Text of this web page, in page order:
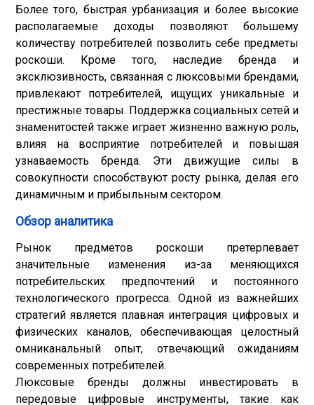
Более того, быстрая урбанизация и более высокие
располагаемые доходы позволяют большему
количеству потребителей позволить себе предметы
роскоши. Кроме того, наследие бренда и
эксклюзивность, связанная с люксовыми брендами,
привлекают потребителей, ищущих уникальные и
престижные товары. Поддержка социальных сетей и
знаменитостей также играет жизненно важную роль,
влияя на восприятие потребителей и повышая
узнаваемость бренда. Эти движущие силы в
совокупности способствуют росту рынка, делая его
динамичным и прибыльным сектором.
Обзор аналитика
Рынок предметов роскоши претерпевает
значительные изменения из-за меняющихся
потребительских предпочтений и постоянного
технологического прогресса. Одной из важнейших
стратегий является плавная интеграция цифровых и
физических каналов, обеспечивающая целостный
омниканальный опыт, отвечающий ожиданиям
современных потребителей.
Люксовые бренды должны инвестировать в
передовые цифровые инструменты, такие как